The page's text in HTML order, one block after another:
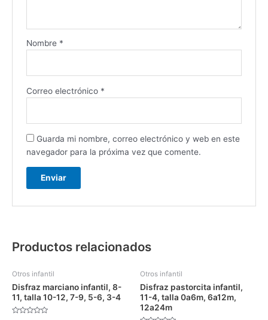
Nombre *
Correo electrónico *
Guarda mi nombre, correo electrónico y web en este
navegador para la próxima vez que comente.
Productos relacionados
Otros infantil
Disfraz marciano infantil, 8-
11, talla 10-12, 7-9, 5-6, 3-4
Otros infantil
Disfraz pastorcita infantil,
11-4, talla 0a6m, 6a12m,
12a24m